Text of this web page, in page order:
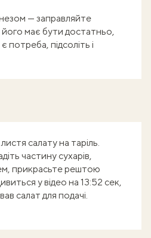
— заправляйте
має бути достатньо,
потреба, підсоліть і
салату на таріль.
частину сухарів,
прикрасьте рештою
у відео на 13:52 сек,
салат для подачі.